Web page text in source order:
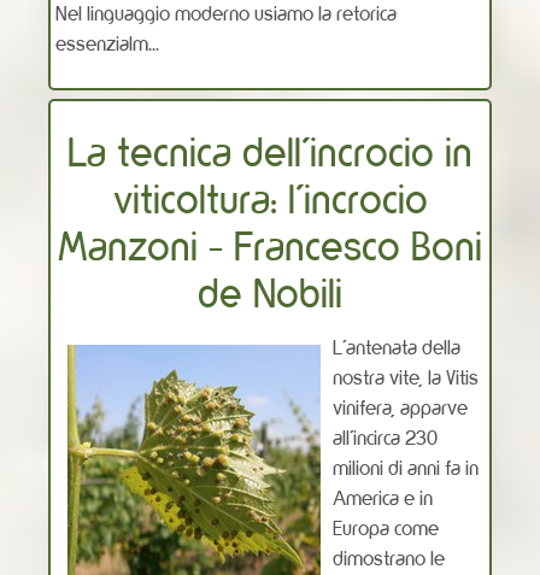
Nel linguaggio moderno usiamo la retorica
essenzialm...
La tecnica dell'incrocio in
viticoltura: l'incrocio
Manzoni - Francesco Boni
de Nobili
L’antenata della
nostra vite, la Vitis
vinifera, apparve
all’incirca 230
milioni di anni fa in
America e in
Europa come
dimostrano le